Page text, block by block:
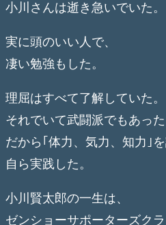
小川さんは逝き急いでいた。
実に頭のいい人で、
凄い勉強もした。
理屈はすべて了解していた。
それでいて武闘派でもあっ
だから｢体力、気力、知力｣
自ら実践した。
小川賢太郎の一生は、
ゼンショーサポーターズク